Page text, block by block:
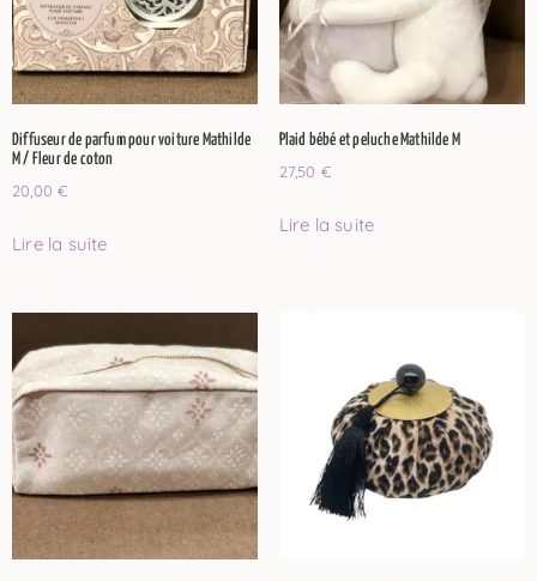
Diffuseur de parfum pour voiture Mathilde
M / Fleur de coton
20,00€
Lire la suite
Plaid bébé et peluche Mathilde M
27,50 €
Lire la suite